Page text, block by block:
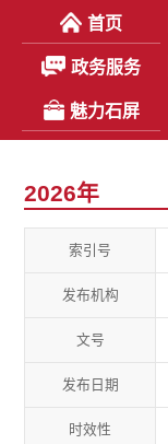
首页
政务服务
魅力石屏
2026年
索引号
发布机构
文号
发布日期
时效性